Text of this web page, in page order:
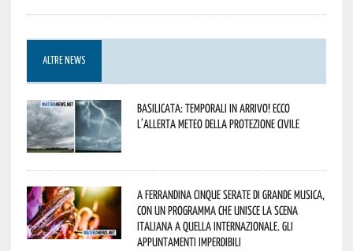
ALTRE NEWS
Basilicata: temporali in arrivo! Ecco
l’allerta meteo della Protezione civile
A Ferrandina cinque serate di grande musica,
con un programma che unisce la scena
italiana a quella internazionale. Gli
appuntamenti imperdibili